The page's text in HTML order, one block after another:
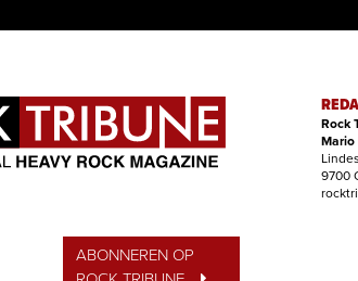
ABONNEREN OP
Rock
Mario
9700